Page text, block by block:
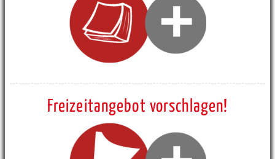
Freizeitangebot vorschlagen!